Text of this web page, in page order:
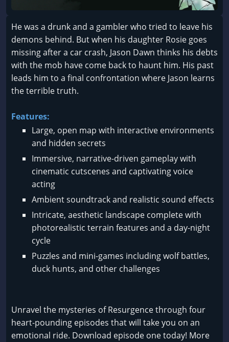
He was a drunk and a gambler who tried to leave his
demons behind. But when his daughter Rosie goes
missing after a car crash, Jason Dawn thinks his debts
with the mob have come back to haunt him. His past
leads him to a final confrontation where Jason learns
the terrible truth.
Features:
Large, open map with interactive environments
and hidden secrets
Immersive, narrative-driven gameplay with
cinematic cutscenes and captivating voice
acting
Ambient soundtrack and realistic sound effects
Intricate, aesthetic landscape complete with
photorealistic terrain features and a day-night
cycle
Puzzles and mini-games including wolf battles,
duck hunts, and other challenges
Unravel the mysteries of Resurgence through four
heart-pounding episodes that will take you on an
emotional ride. Download episode one today! More